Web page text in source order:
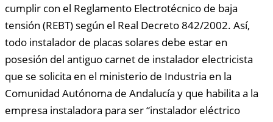
cumplir con el Reglamento Electrotécnico de baja
tensión (REBT) según el Real Decreto 842/2002. Así,
todo instalador de placas solares debe estar en
posesión del antiguo carnet de instalador electricista
que se solicita en el ministerio de Industria en la
Comunidad Autónoma de Andalucía y que habilita a la
empresa instaladora para ser “instalador eléctrico